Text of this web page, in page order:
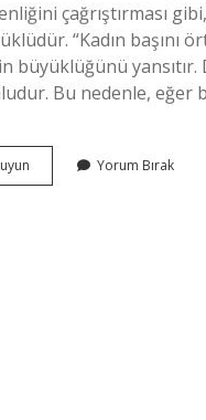
çağrıştırması
“Kadın başını
büyüklüğünü
Bu nedenle, eğer
Hristiyanlarda
Tesettür
Yorum Bırak